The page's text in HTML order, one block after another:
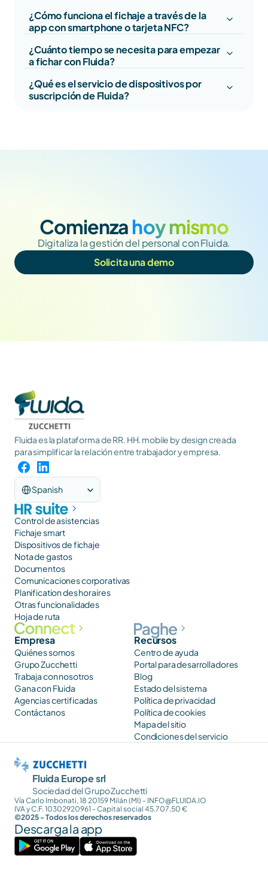
¿Cómo funciona el fichaje a través de la
app con smartphone o tarjeta NFC?
¿Cuánto tiempo se necesita para empezar
a fichar con Fluida?
¿Qué es el servicio de dispositivos por
suscripción de Fluida?
Comienza hoy mismo
Digitaliza la gestión del personal con Fluida.
Solicita una demo
Fluida es la plataforma de RR. HH. mobile by design creada
para simplificar la relación entre trabajador y empresa.
Select Language
Spanish
Control de asistencias
Fichaje smart
Dispositivos de fichaje
Nota de gastos
Documentos
Comunicaciones corporativas
Planification des horaires
Otras funcionalidades
Hoja de ruta
Empresa
Quiénes somos
Grupo Zucchetti
Trabaja con nosotros
Gana con Fluida
Agencias certificadas
Contáctanos
Recursos
Centro de ayuda
Portal para desarrolladores
Blog
Estado del sistema
Política de privacidad
Política de cookies
Mapa del sitio
Condiciones del servicio
Fluida Europe srl
Sociedad del Grupo Zucchetti
Vía Carlo Imbonati, 18 20159 Milán (MI) - INFO@FLUIDA.IO
IVA y C.F. 10302920961 - Capital social 45.707,50 €
©2025 - Todos los derechos reservados
Descarga la app